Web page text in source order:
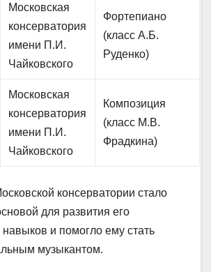
Московская
консерватория
имени П.И.
Чайковского
Фортепиано
(класс А.Б.
Руденко)
Московская
консерватория
имени П.И.
Чайковского
Композиция
(класс М.В.
Фрадкина)
консерватории стало
для развития его
и помогло ему стать
музыкантом.